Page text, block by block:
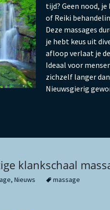
tijd? Geen nood,
of Reiki
Deze massages
je hebt keus uit
afloop verlaat je
Ideaal voor
zichzelf langer
Nieuwsgierig
klankschaal
, Nieuws massage